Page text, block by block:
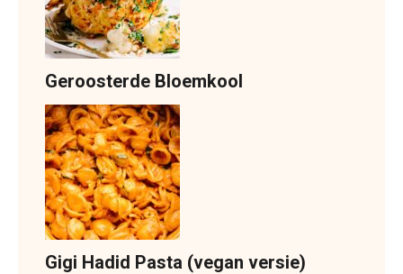
Geroosterde Bloemkool
Gigi Hadid Pasta (vegan versie)